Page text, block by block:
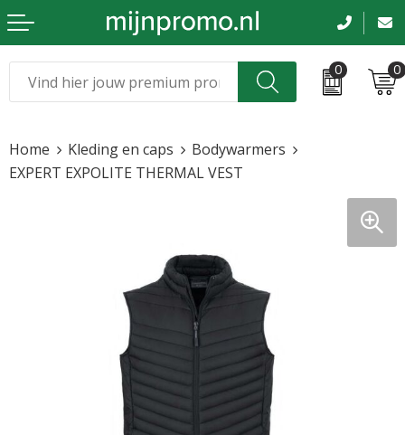
0 0
Kleding & caps
Tassen en reizen
Beurs en evenementen
Bloemen en planten
Sinterklaas
Home Kleding en caps
Bodywarmers
EXPERT EXPOLITE THERMAL VEST